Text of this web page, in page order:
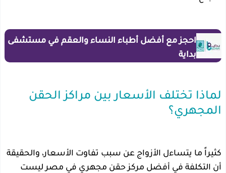
احجز مع أفضل أطباء النساء والعقم في مستشفى
بداية
لماذا تختلف الأسعار بين مراكز الحقن
المجهري؟
كثيراً ما يتساءل الأزواج عن سبب تفاوت الأسعار، والحقيقة
أن التكلفة في أفضل مركز حقن مجهري في مصر ليست